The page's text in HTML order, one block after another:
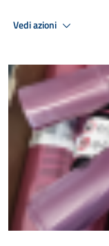
Vedi azioni